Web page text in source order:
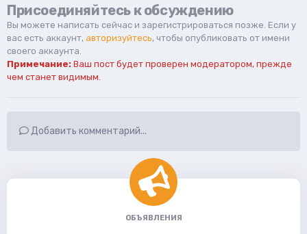
Присоединяйтесь к обсуждению
Вы можете написать сейчас и зарегистрироваться позже. Если у
вас есть аккаунт, авторизуйтесь, чтобы опубликовать от имени
своего аккаунта.
Примечание: Ваш пост будет проверен модератором, прежде
чем станет видимым.
Добавить комментарий...
ОБЪЯВЛЕНИЯ